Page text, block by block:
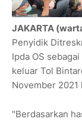
JAKARTA
Penyidik
Ipda OS
keluar Tol
November 2021
"Berdasarkan